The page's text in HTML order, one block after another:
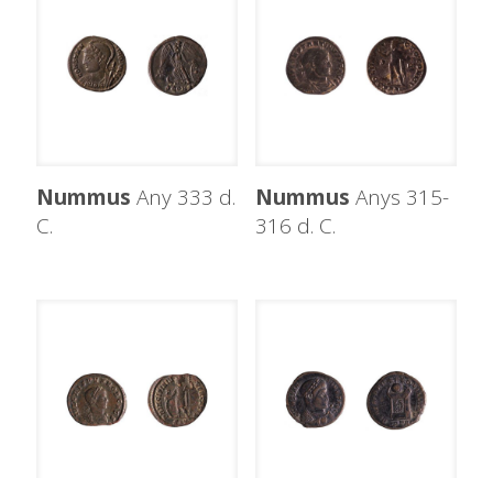
Nummus Any 333 d.
C.
Nummus Anys 315-
316 d. C.